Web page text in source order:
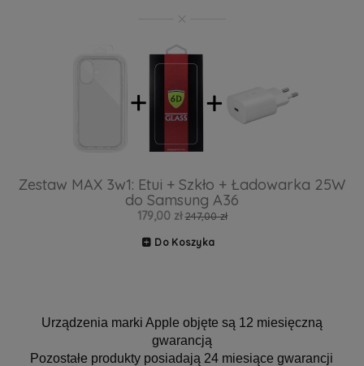
Zestaw MAX 3w1: Etui + Szkło + Ładowarka 25W
do Samsung A36
179,00 zł 247,00 zł
Do Koszyka
Urządzenia marki Apple objęte są 12 miesięczną
gwarancją
Pozostałe produkty posiadają 24 miesiące gwarancji